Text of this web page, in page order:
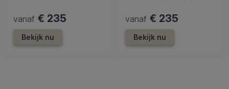
vanaf € 235
Bekijk nu
vanaf € 235
Bekijk nu